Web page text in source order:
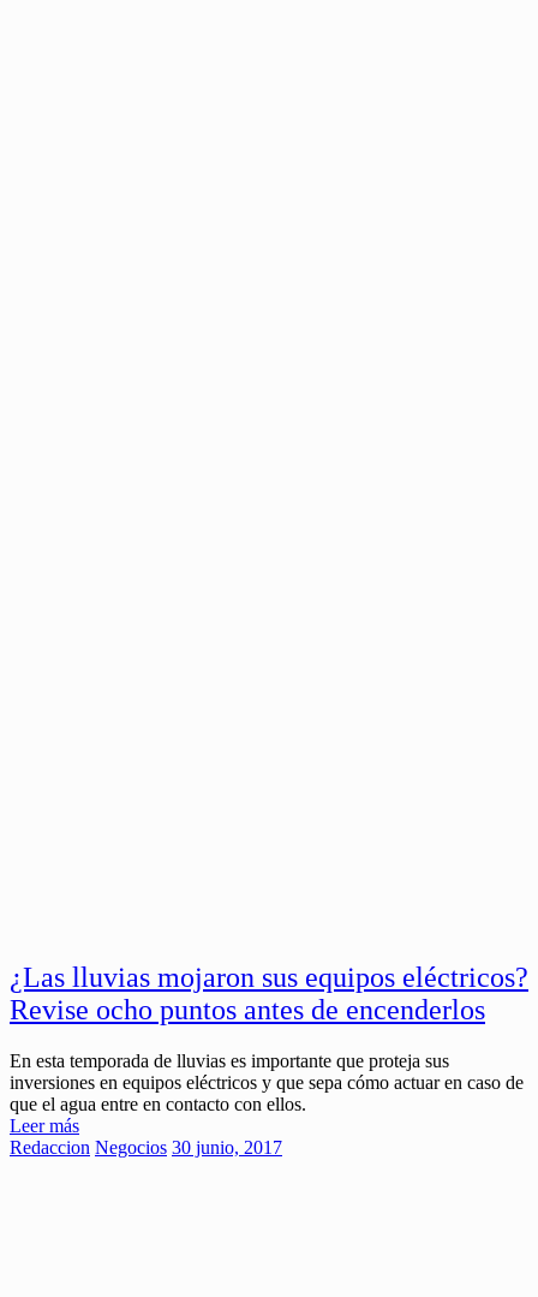
¿Las lluvias mojaron sus equipos eléctricos?
Revise ocho puntos antes de encenderlos
En esta temporada de lluvias es importante que proteja sus
inversiones en equipos eléctricos y que sepa cómo actuar en caso de
que el agua entre en contacto con ellos.
Leer más
Redaccion Negocios 30 junio, 2017